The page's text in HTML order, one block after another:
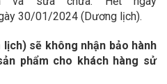
30/01/2024 (Dương lịch).
sẽ không nhận bảo hành
phẩm cho khách hàng sử